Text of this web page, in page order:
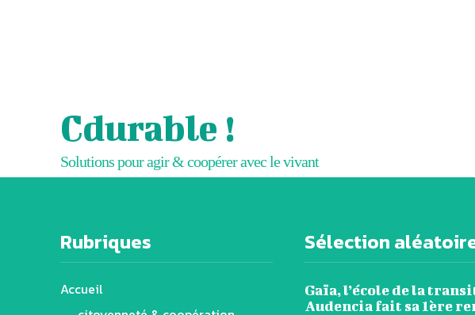
Cdurable !
Solutions pour agir & coopérer avec le vivant
Rubriques
Accueil
Sélection
Gaïa, l’école de la
Audencia fait sa 1ère